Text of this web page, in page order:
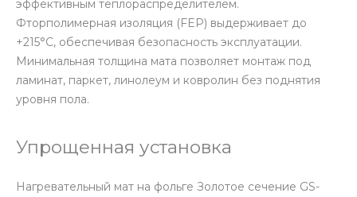
эффективным теплораспределителем.
Фторполимерная изоляция (FEP) выдерживает до
+215°С, обеспечивая безопасность эксплуатации.
Минимальная толщина мата позволяет монтаж под
ламинат, паркет, линолеум и ковролин без поднятия
уровня пола.
Упрощенная установка
Нагревательный мат на фольге Золотое сечение GS-